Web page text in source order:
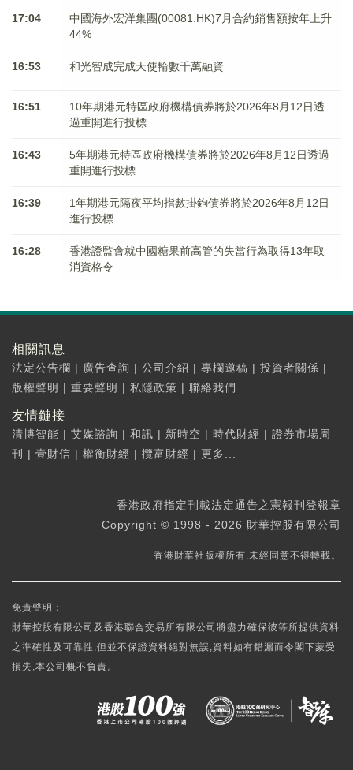
17:04
中國海外宏洋集團(00081.HK)7月合約銷售額按年上升
44%
16:53 和光智成完成天使輪數千萬融資
16:51
10年期港元特區政府機構債券將於2026年8月12日透
過重開進行投標
16:43
5年期港元特區政府機構債券將於2026年8月12日透過
重開進行投標
16:39
1年期港元隔夜平均指數掛鉤債券將於2026年8月12日
進行投標
16:28
香港證監會就中國糖果前高管的失當行為取得13年取
消資格令
相關訊息
法定公告欄 | 廣告查詢 | 公司介紹 | 專欄邀稿 | 投資者關係 |
版權聲明 | 重要聲明 | 私隱政策 | 聯絡我們
友情鏈接
清博智能 | 艾媒諮詢 | 和訊 | 新時空 | 時代財經 | 證券市場周
刊
| 壹財信 | 權衡財經 | 攬富財經 | 更多...
香港政府指定刊載法定通告之憲報刊登報章
Copyright © 1998 - 2026 財華控股有限公司
香港財華社版權所有,未經同意不得轉載。
免責聲明：
財華控股有限公司及香港聯合交易所有限公司將盡力確保彼等所提供資料
之準確性及可靠性,但並不保證資料絕對無誤,資料如有錯漏而令閣下蒙受
損失,本公司概不負責。